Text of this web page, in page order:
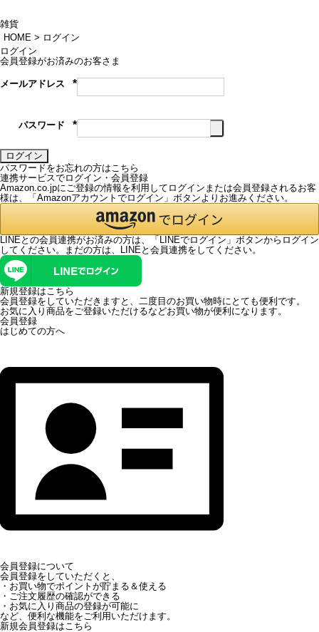
雑貨
HOME
ログイン
ログイン
会員登録がお済みのお客さま
メールアドレス
(必
パスワード
(必
ログイン
パスワードをお忘れの方はこちら
連携サービスでログイン・会員登録
Amazon.co.jpにご登録の情報を利用してログインまたは会員登録されるお客
様は、「Amazonアカウントでログイン」ボタンよりお進みください。
LINEとの会員連携がお済みの方は、「LINEでログイン」ボタンからログイン
してください。まだの方は、
LINEと会員連携をしてください。
新規登録はこちら
会員登録をしていただきますと、二度目のお買い物時にとても便利です。
お気に入り商品をご登録いただけるなどお買い物が便利になります。
会員登録
はじめての方へ
会員登録について
会員登録をしていただくと、
・お買い物でポイントが貯まる＆使える
・ご注文履歴の確認ができる
・お気に入り商品の登録が可能に
など、便利な機能をご利用いただけます。
新規会員登録はこちら